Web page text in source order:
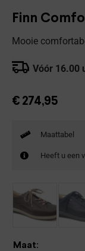
Finn
Mooie
Vóór 16.00
€ 274,95
Maattabel
Heeft u een
Maat: